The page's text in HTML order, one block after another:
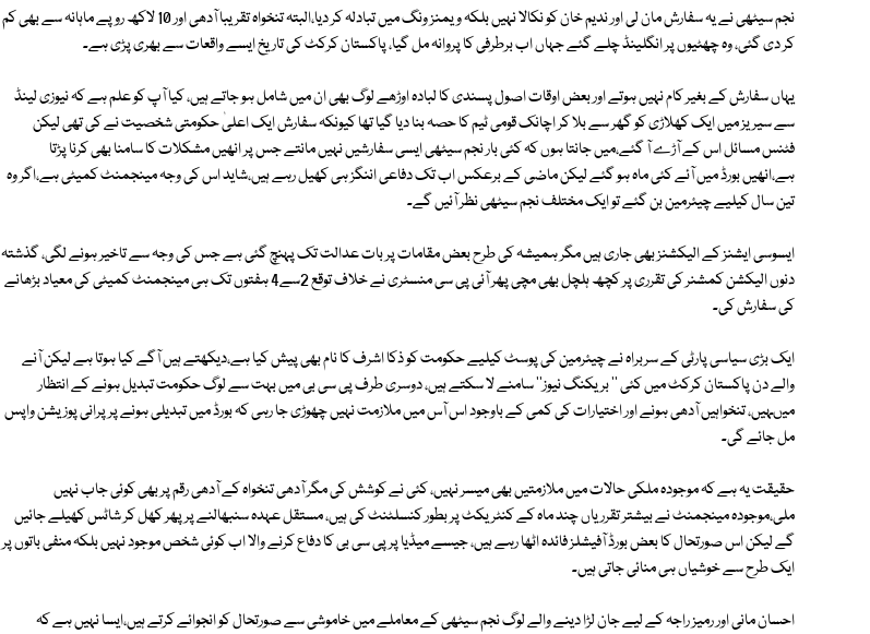
نجم سیٹھی نے یہ سفارش مان لی اور ندیم خان کو نکالا نہیں بلکہ ویمنز ونگ میں تبادلہ کر دیا،البتہ تنخواہ تقریبا آدھی اور 10 لاکھ روپے ماہانہ سے بھی کم
کر دی گئی، وہ چھٹیوں پر انگلینڈ چلے گئے جہاں اب برطرفی کا پروانہ مل گیا، پاکستان کرکٹ کی تاریخ ایسے واقعات سے بھری پڑی ہے۔
یہاں سفارش کے بغیر کام نہیں ہوتے اور بعض اوقات اصول پسندی کا لبادہ اوڑھے لوگ بھی ان میں شامل ہو جاتے ہیں، کیا آپ کو علم ہے کہ نیوزی لینڈ
سے سیریز میں ایک کھلاڑی کو گھر سے بلا کر اچانک قومی ٹیم کا حصہ بنا دیا گیا تھا کیونکہ سفارش ایک اعلیٰ حکومتی شخصیت نے کی تھی لیکن
فٹنس مسائل اس کے آڑے آ گئے،میں جانتا ہوں کہ کئی بار نجم سیٹھی ایسی سفارشیں نہیں مانتے جس پر انھیں مشکلات کا سامنا بھی کرنا پڑتا
ہے،انھیں بورڈ میں آئے کئی ماہ ہو گئے لیکن ماضی کے برعکس اب تک دفاعی اننگز ہی کھیل رہے ہیں،شاید اس کی وجہ مینجمنٹ کمیٹی ہے،اگر وہ
تین سال کیلیے چیئرمین بن گئے تو ایک مختلف نجم سیٹھی نظر آئیں گے۔
ایسوسی ایشنز کے الیکشنز بھی جاری ہیں مگر ہمیشہ کی طرح بعض مقامات پر بات عدالت تک پہنچ گئی ہے جس کی وجہ سے تاخیر ہونے لگی، گذشتہ
دنوں الیکشن کمشنر کی تقرری پر کچھ ہلچل بھی مچی پھر آئی پی سی منسٹری نے خلاف توقع 2سے4 ہفتوں تک ہی مینجمنٹ کمیٹی کی معیاد بڑھانے
کی سفارش کی۔
ایک بڑی سیاسی پارٹی کے سربراہ نے چیئرمین کی پوسٹ کیلیے حکومت کو ذکا اشرف کا نام بھی پیش کیا ہے،دیکھتے ہیں آگے کیا ہوتا ہے لیکن آنے
والے دن پاکستان کرکٹ میں کئی '' بریکنگ نیوز'' سامنے لا سکتے ہیں، دوسری طرف پی سی بی میں بہت سے لوگ حکومت تبدیل ہونے کے انتظار
میںہیں، تنخواہیں آدھی ہونے اور اختیارات کی کمی کے باوجود اس آس میں ملازمت نہیں چھوڑی جا رہی کہ بورڈ میں تبدیلی ہونے پر پرانی پوزیشن واپس
مل جائے گی۔
حقیقت یہ ہے کہ موجودہ ملکی حالات میں ملازمتیں بھی میسر نہیں، کئی نے کوشش کی مگر آدھی تنخواہ کے آدھی رقم پر بھی کوئی جاب نہیں
ملی،موجودہ مینجمنٹ نے بیشتر تقرریاں چند ماہ کے کنٹریکٹ پر بطور کنسلٹنٹ کی ہیں، مستقل عہدہ سنبھالنے پر پھر کھل کر شاٹس کھیلے جائیں
گے لیکن اس صورتحال کا بعض بورڈ آفیشلز فائدہ اٹھا رہے ہیں، جیسے میڈیا پر پی سی بی کا دفاع کرنے والا اب کوئی شخص موجود نہیں بلکہ منفی باتوں پر
ایک طرح سے خوشیاں ہی منائی جاتی ہیں۔
احسان مانی اور رمیز راجہ کے لیے جان لڑا دینے والے لوگ نجم سیٹھی کے معاملے میں خاموشی سے صورتحال کو انجوائے کرتے ہیں،ایسا نہیں ہے کہ